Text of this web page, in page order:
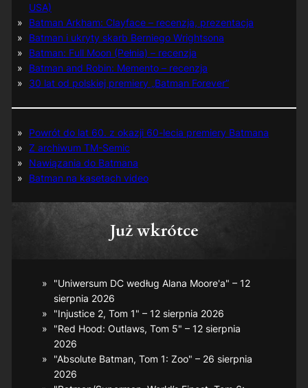
USA)
Batman Arkham: Clayface – recenzja, prezentacja
Batman i ukryty skarb Berniego Wrightsona
Batman: Full Moon (Pełnia) – recenzja
Batman and Robin: Memento – recenzja
30 lat od polskiej premiery „Batman Forever”
Powrót do lat 60. z okazji 60-lecia premiery Batmana
Z archiwum TM-Semic
Nawiązania do Batmana
Batman na kasetach video
Już wkrótce
"Uniwersum DC według Alana Moore'a" – 12
sierpnia 2026
"Injustice 2, Tom 1" – 12 sierpnia 2026
"Red Hood: Outlaws, Tom 5" – 12 sierpnia
2026
"Absolute Batman, Tom 1: Zoo" – 26 sierpnia
2026